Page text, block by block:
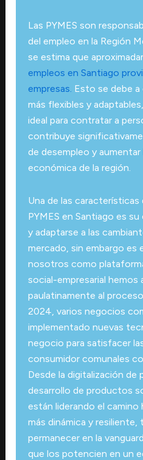
Las PYMES son
del empleo en la Región
se estima que
empleos en Santiago
empresas. Esto se debe a
más flexibles y
ideal para contratar a
contribuye
de desempleo y aumentar
económica de la región.
Una de las características
PYMES en Santiago es
y adaptarse a las
mercado, sin embargo es
nosotros como
social-empresarial hemos
paulatinamente al
2024, varios negocios
implementado nuevas
negocio para satisfacer
consumidor comunales
Desde la digitalización de
desarrollo de productos
están liderando el camino
más dinámica y resiliente,
permanecer en la
que los potencien en un